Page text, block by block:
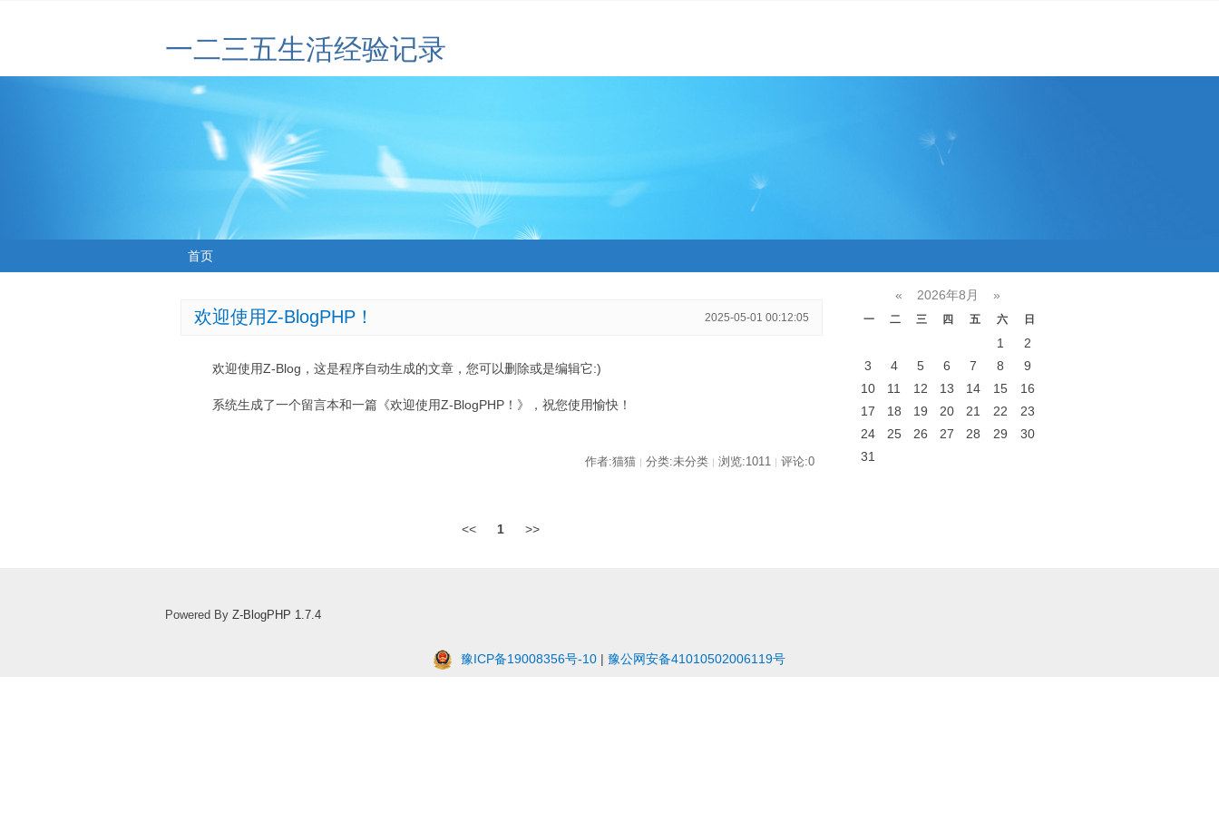
一二三五生活经验记录
首页
欢迎使用Z-BlogPHP！ 2025-05-01 00:12:05
欢迎使用Z-Blog，这是程序自动生成的文章，您可以删除或是编辑它:)
系统生成了一个留言本和一篇《欢迎使用Z-BlogPHP！》，祝您使用愉快！
作者:猫猫 | 分类:未分类 | 浏览:1011 | 评论:0
<< 1 >>
« 2026年8月 »
一 二 三 四 五 六 日
1
2
3
4 5 6 7 8
9
10
11 12 13 14 15
16
17
18 19 20 21 22
23
24
25 26 27 28 29
30
31
Powered By Z-BlogPHP 1.7.4
豫ICP备19008356号-10 | 豫公网安备41010502006119号